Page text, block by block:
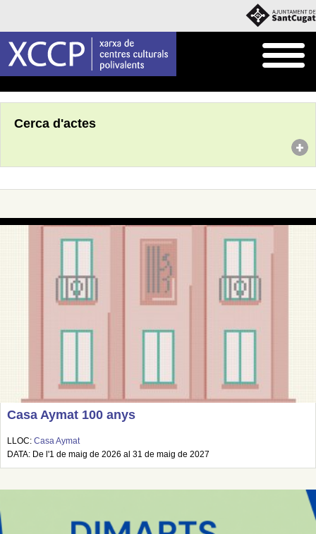
Cerca d'actes
Casa Aymat 100 anys
LLOC: Casa Aymat
DATA: De l'1 de maig de 2026 al 31 de maig de 2027